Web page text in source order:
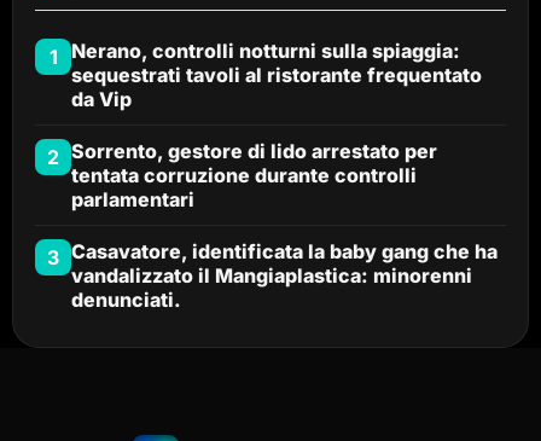
1
Nerano, controlli notturni sulla spiaggia:
sequestrati tavoli al ristorante frequentato
da Vip
2 Sorrento, gestore di lido arrestato per
tentata corruzione durante controlli
parlamentari
3 Casavatore, identificata la baby gang che ha
vandalizzato il Mangiaplastica: minorenni
denunciati.